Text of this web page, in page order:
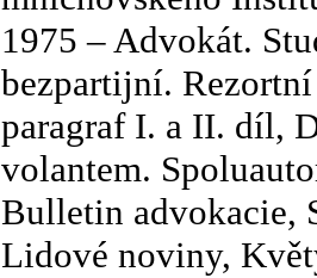
1975 – Advokát.
bezpartijní.
paragraf I. a II. díl,
volantem.
Bulletin advokacie,
Lidové noviny,